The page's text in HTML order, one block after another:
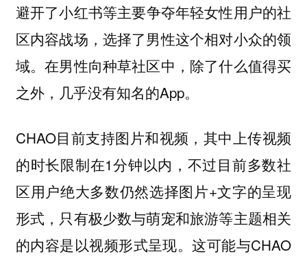
避开了小红书等主要争夺年轻女性用户的社
区内容战场，选择了男性这个相对小众的领
域。在男性向种草社区中，除了什么值得买
之外，几乎没有知名的App。
CHAO目前支持图片和视频，其中上传视频
的时长限制在1分钟以内，不过目前多数社
区用户绝大多数仍然选择图片+文字的呈现
形式，只有极少数与萌宠和旅游等主题相关
的内容是以视频形式呈现。这可能与CHAO